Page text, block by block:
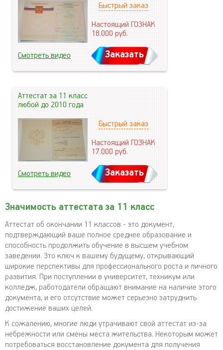
Быстрый заказ
Настоящий ГОЗНАК
18.000руб.
Смотреть видео Заказать
Аттестат за 11 класс
любой до 2010 года
Быстрый заказ
Настоящий ГОЗНАК
17.000руб.
Смотреть видео Заказать
Значимость аттестата за 11 класс
Аттестат об окончании 11 классов - это документ,
подтверждающий ваше полное среднее образование и
способность продолжить обучение в высшем учебном
заведении. Это ключ к вашему будущему, открывающий
широкие перспективы для профессионального роста и личного
развития. При поступлении в университет, техникум или
колледж, работодатели обращают внимание на наличие этого
документа, и его отсутствие может серьезно затруднить
достижение ваших целей.
К сожалению, многие люди утрачивают свой аттестат из-за
небрежности или смены места жительства. Некоторым может
потребоваться восстановление документа для получения